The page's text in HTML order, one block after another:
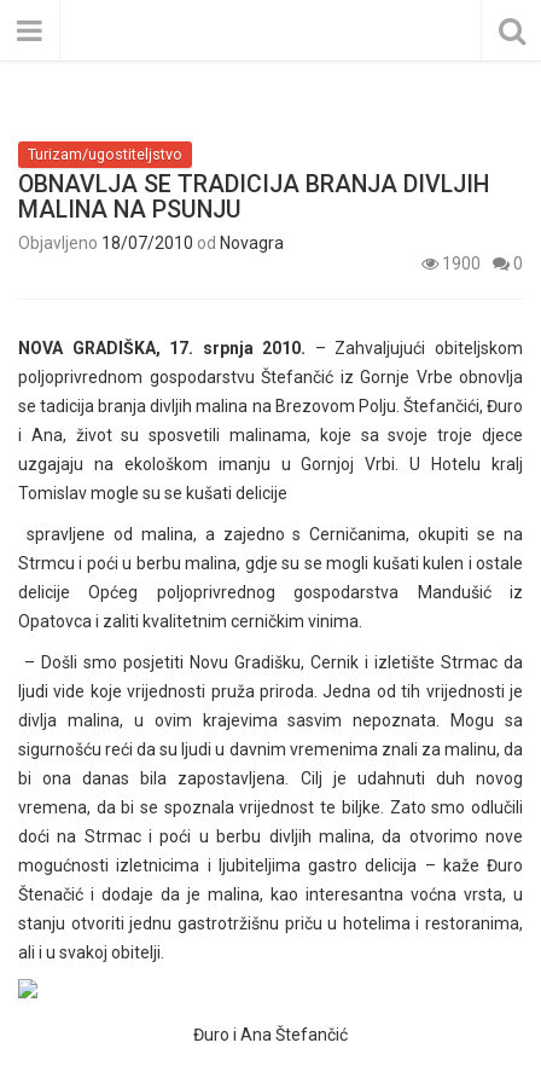
Turizam/ugostiteljstvo
OBNAVLJA SE TRADICIJA BRANJA DIVLJIH
MALINA NA PSUNJU
Objavljeno 18/07/2010 od Novagra
1900
0
NOVA GRADIŠKA, 17. srpnja 2010. – Zahvaljujući obiteljskom
poljoprivrednom gospodarstvu Štefančić iz Gornje Vrbe obnovlja
se tadicija branja divljih malina na Brezovom Polju. Štefančići, Đuro
i Ana, život su sposvetili malinama, koje sa svoje troje djece
uzgajaju na ekološkom imanju u Gornjoj Vrbi. U Hotelu kralj
Tomislav mogle su se kušati delicije
spravljene od malina, a zajedno s Cerničanima, okupiti se na
Strmcu i poći u berbu malina, gdje su se mogli kušati kulen i ostale
delicije Općeg poljoprivrednog gospodarstva Mandušić iz
Opatovca i zaliti kvalitetnim cerničkim vinima.
– Došli smo posjetiti Novu Gradišku, Cernik i izletište Strmac da
ljudi vide koje vrijednosti pruža priroda. Jedna od tih vrijednosti je
divlja malina, u ovim krajevima sasvim nepoznata. Mogu sa
sigurnošću reći da su ljudi u davnim vremenima znali za malinu, da
bi ona danas bila zapostavljena. Cilj je udahnuti duh novog
vremena, da bi se spoznala vrijednost te biljke. Zato smo odlučili
doći na Strmac i poći u berbu divljih malina, da otvorimo nove
mogućnosti izletnicima i ljubiteljima gastro delicija – kaže Đuro
Štenačić i dodaje da je malina, kao interesantna voćna vrsta, u
stanju otvoriti jednu gastrotržišnu priču u hotelima i restoranima,
ali i u svakoj obitelji.
Đuro i Ana Štefančić